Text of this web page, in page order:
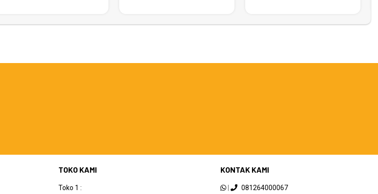
TOKO KAMI
Toko 1 :
KONTAK KAMI
|
081264000067